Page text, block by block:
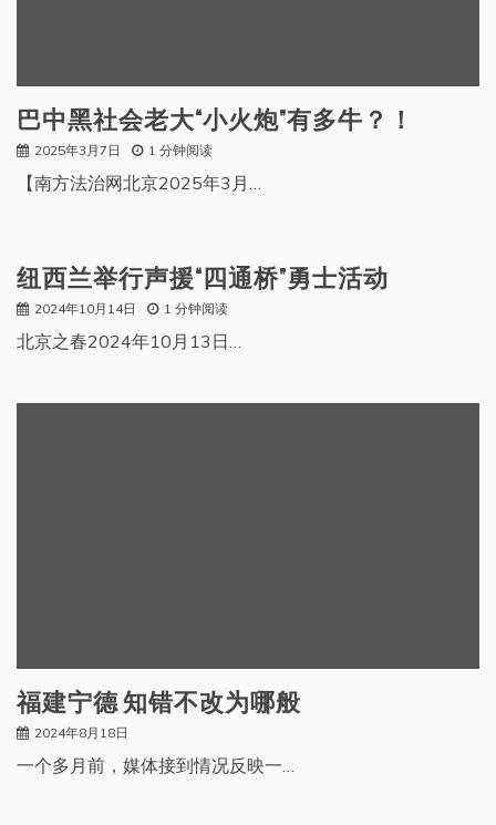
巴中黑社会老大“小火炮”有多牛？！
2025年3月7日 1 分钟阅读
【南方法治网北京2025年3月…
纽西兰举行声援“四通桥”勇士活动
2024年10月14日 1 分钟阅读
北京之春2024年10月13日…
福建宁德 知错不改为哪般
2024年8月18日
一个多月前，媒体接到情况反映一…